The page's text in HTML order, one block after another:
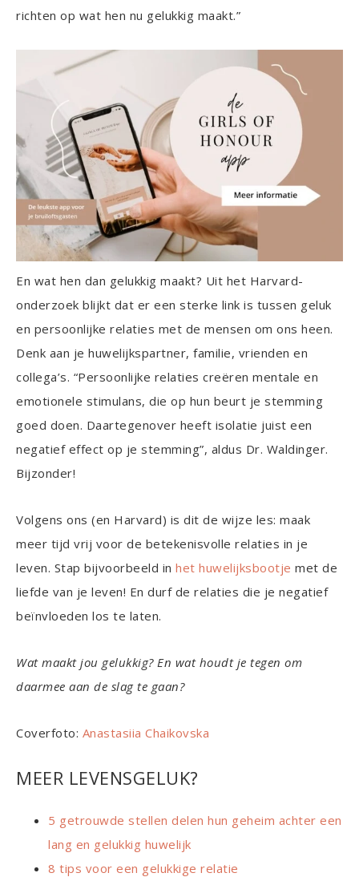
richten op wat hen nu gelukkig maakt.”
En wat hen dan gelukkig maakt? Uit het Harvard-
onderzoek blijkt dat er een sterke link is tussen geluk
en persoonlijke relaties met de mensen om ons heen.
Denk aan je huwelijkspartner, familie, vrienden en
collega’s. “Persoonlijke relaties creëren mentale en
emotionele stimulans, die op hun beurt je stemming
goed doen. Daartegenover heeft isolatie juist een
negatief effect op je stemming”, aldus Dr. Waldinger.
Bijzonder!
Volgens ons (en Harvard) is dit de wijze les: maak
meer tijd vrij voor de betekenisvolle relaties in je
leven. Stap bijvoorbeeld in het huwelijksbootje met de
liefde van je leven! En durf de relaties die je negatief
beïnvloeden los te laten.
Wat maakt jou gelukkig? En wat houdt je tegen om
daarmee aan de slag te gaan?
Coverfoto: Anastasiia Chaikovska
MEER LEVENSGELUK?
5 getrouwde stellen delen hun geheim achter een
lang en gelukkig huwelijk
8 tips voor een gelukkige relatie